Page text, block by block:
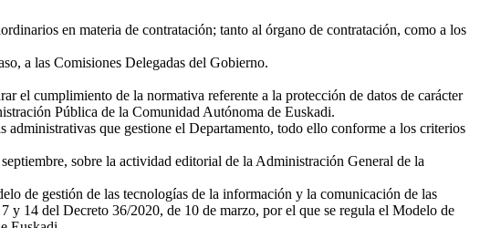
en materia de contratación; tanto al órgano de contratación, como a los
a las Comisiones Delegadas del Gobierno.
el cumplimiento de la normativa referente a la protección de datos de carácter
Pública de la Comunidad Autónoma de Euskadi.
que gestione el Departamento, todo ello conforme a los criterios
sobre la actividad editorial de la Administración General de la
de gestión de las tecnologías de la información y la comunicación de las
y 14 del Decreto 36/2020, de 10 de marzo, por el que se regula el Modelo de